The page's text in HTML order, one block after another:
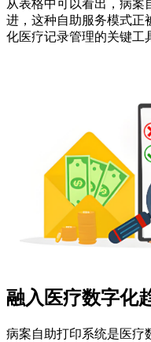
从表格中可以看出，病案
进，这种自助服务模式正
化医疗记录管理的关键工
融入医疗数字化
病案自助打印系统是医疗